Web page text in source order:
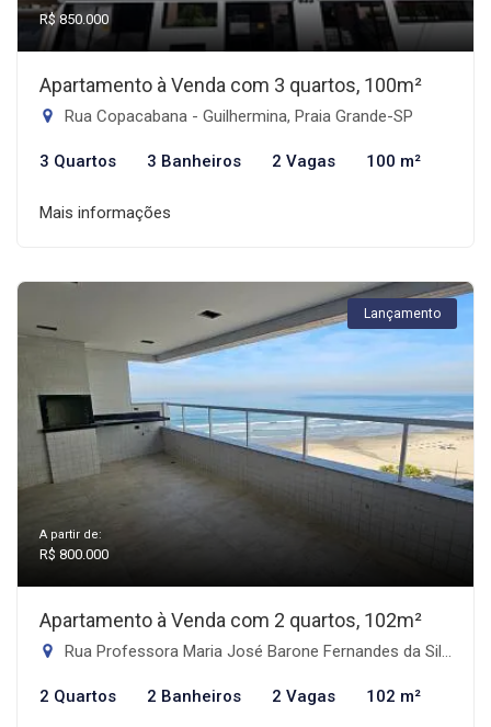
R$ 850.000
Apartamento à Venda com 3 quartos, 100m²
Rua Copacabana - Guilhermina, Praia Grande-SP
3 Quartos 3 Banheiros 2 Vagas 100 m²
Mais informações
Lançamento
A partir de:
R$ 800.000
Apartamento à Venda com 2 quartos, 102m²
Rua Professora Maria José Barone Fernandes da Silva - Maracanã, Praia Grande-SP
2 Quartos 2 Banheiros 2 Vagas 102 m²